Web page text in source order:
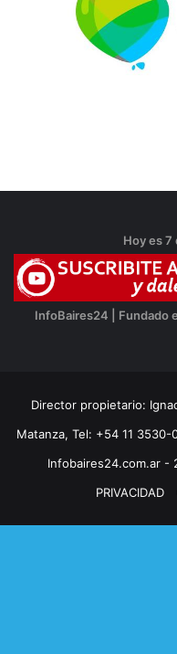
Hoy es
InfoBaires24 | Fundado
Director propietario:
Matanza, Tel: +54 11
Infobaires24.com.ar -
PRIVACIDAD